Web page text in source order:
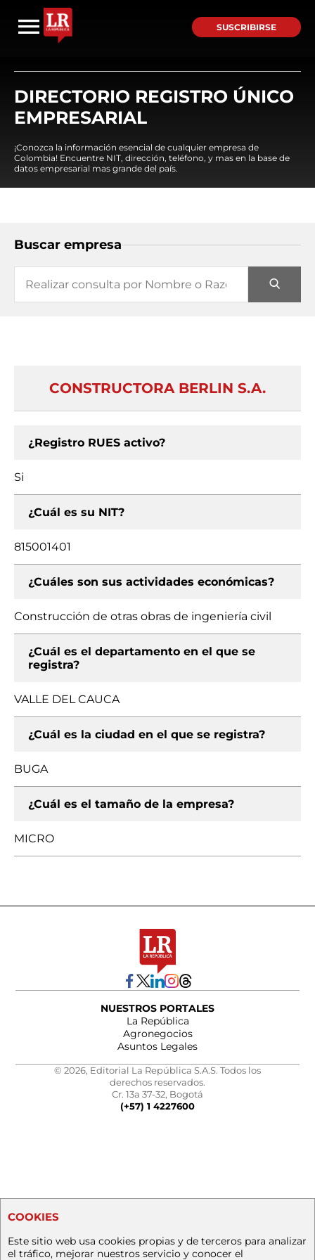
SUSCRIBIRSE
DIRECTORIO REGISTRO ÚNICO
EMPRESARIAL
¡Conozca la información esencial de cualquier empresa de
Colombia! Encuentre NIT, dirección, teléfono, y mas en la base de
datos empresarial mas grande del país.
Buscar empresa
CONSTRUCTORA BERLIN S.A.
¿Registro RUES activo?
Si
¿Cuál es su NIT?
815001401
¿Cuáles son sus actividades económicas?
Construcción de otras obras de ingeniería civil
¿Cuál es el departamento en el que se
registra?
VALLE DEL CAUCA
¿Cuál es la ciudad en el que se registra?
BUGA
¿Cuál es el tamaño de la empresa?
MICRO
NUESTROS PORTALES
La República
Agronegocios
Asuntos Legales
© 2026, Editorial La República S.A.S. Todos los
derechos reservados.
Cr. 13a 37-32, Bogotá
(+57) 1 4227600
COOKIES
Este sitio web usa cookies propias y de terceros para analizar
el tráfico, mejorar nuestros servicio y conocer el